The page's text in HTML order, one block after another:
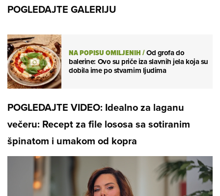
POGLEDAJTE GALERIJU
NA POPISU OMILJENIH/Od grofa do
balerine: Ovo su priče iza slavnih jela koja su
dobila ime po stvarnim ljudima
POGLEDAJTE VIDEO: Idealno za laganu
večeru: Recept za file lososa sa sotiranim
špinatom i umakom od kopra